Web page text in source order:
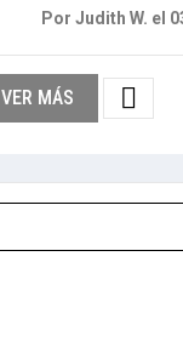
Por Judith W. el
VER MÁS 